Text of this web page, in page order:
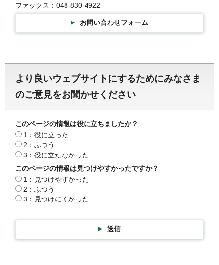
ファックス：048-830-4922
お問い合わせフォーム
より良いウェブサイトにするためにみなさま
のご意見をお聞かせください
このページの情報は役に立ちましたか？
1：役に立った
2：ふつう
3：役に立たなかった
このページの情報は見つけやすかったですか？
1：見つけやすかった
2：ふつう
3：見つけにくかった
送信